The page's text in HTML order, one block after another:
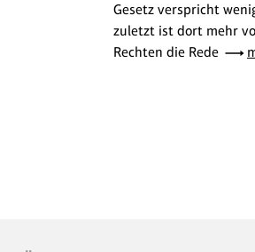
Gesetz verspricht
zuletzt ist dort mehr
Rechten die Rede